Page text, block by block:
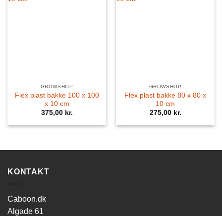
GROWSHOP
Flex plast bakke 100 x 100
x 10 cm
375,00 kr.
GROWSHOP
Flex plast bakke 80 x 80 x
10 cm
275,00 kr.
KONTAKT
Caboon.dk
Algade 61